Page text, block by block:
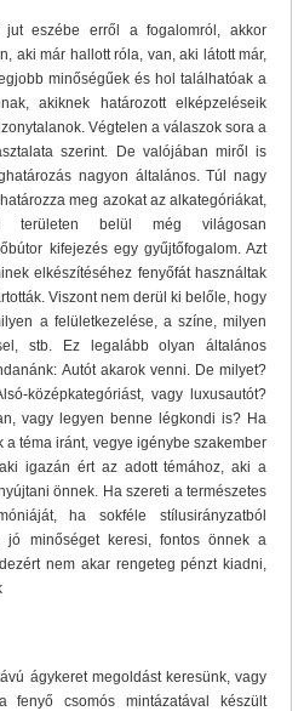
jut eszébe erről a fogalomról, akkor
aki már hallott róla, van, aki látott már,
minőségűek és hol találhatóak a
akiknek határozott elképzeléseik
Végtelen a válaszok sora a
szerint. De valójában miről is
nagyon általános. Túl nagy
meg azokat az alkategóriákat,
belül még világosan
kifejezés egy gyűjtőfogalom. Azt
elkészítéséhez fenyőfát használtak
Viszont nem derül ki belőle, hogy
a felületkezelése, a színe, milyen
stb. Ez legalább olyan általános
Autót akarok venni. De milyet?
középkategóriást, vagy luxusautót?
vagy legyen benne légkondi is? Ha
téma iránt, vegye igénybe szakember
igazán ért az adott témához, aki a
önnek. Ha szereti a természetes
ha sokféle stílusirányzatból
jó minőséget keresi, fontos önnek a
nem akar rengeteg pénzt kiadni,
ágykeret megoldást keresünk, vagy
fenyő csomós mintázatával készült